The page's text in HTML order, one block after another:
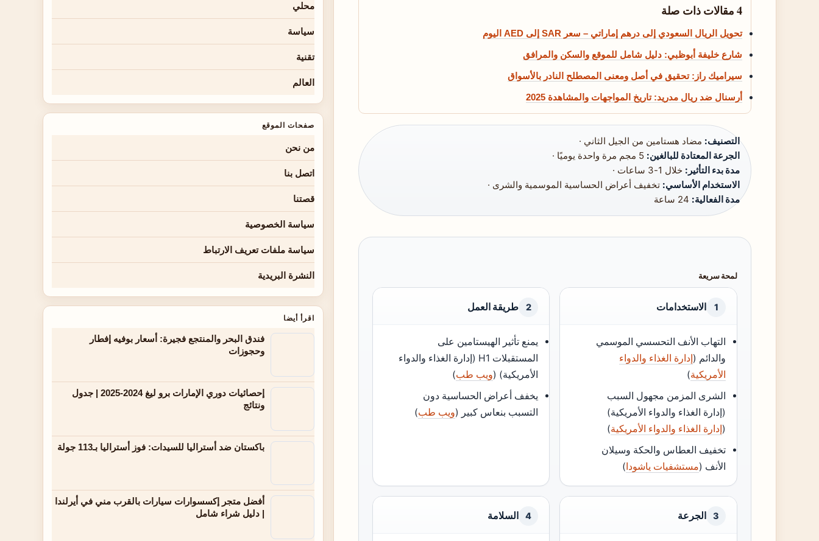
4 مقالات ذات صلة
تحويل الريال السعودي إلى درهم إماراتي – سعر SAR إلى AED اليوم
شارع خليفة أبوظبي: دليل شامل للموقع والسكن والمرافق
سيراميك راز: تحقيق في أصل ومعنى المصطلح النادر بالأسواق
أرسنال ضد ريال مدريد: تاريخ المواجهات والمشاهدة 2025
التصنيف: مضاد هستامين من الجيل الثاني ·
الجرعة المعتادة للبالغين:
مدة بدء التأثير: خلال 1-3 ساعات ·
الاستخدام الأساسي: تخفيف أعراض الحساسية الموسمية والشرى ·
مدة الفعالية:
لمحة سريعة
1 الاستخدامات
التهاب الأنف التحسسي الموسمي
والدائم (إدارة الغذاء والدواء
الأمريكية)
الشرى المزمن مجهول السبب
(إدارة الغذاء والدواء الأمريكية)
(إدارة الغذاء والدواء الأمريكية)
تخفيف العطاس والحكة وسيلان
الأنف (مستشفيات ياشودا)
2 طريقة العمل
يمنع تأثير الهيستامين على
المستقبلات H1 (إدارة الغذاء والدواء
الأمريكية) (ويب طب)
يخفف أعراض الحساسية دون
التسبب بنعاس كبير (ويب طب)
3 الجرعة 4 السلامة
محلي
سياسة
تقنية
العالم
صفحات الموقع
من نحن
اتصل بنا
قصتنا
سياسة الخصوصية
سياسة ملفات تعريف الارتباط
النشرة البريدية
اقرأ أيضا
فندق البحر والمنتجع فجيرة: أسعار بوفيه إفطار
وحجوزات
إحصائيات دوري الإمارات برو ليغ 2024-2025 | جدول
ونتائج
باكستان ضد أستراليا للسيدات: فوز أستراليا بـ113 جولة
أفضل متجر إكسسوارات سيارات بالقرب مني في أيرلندا
| دليل شراء شامل